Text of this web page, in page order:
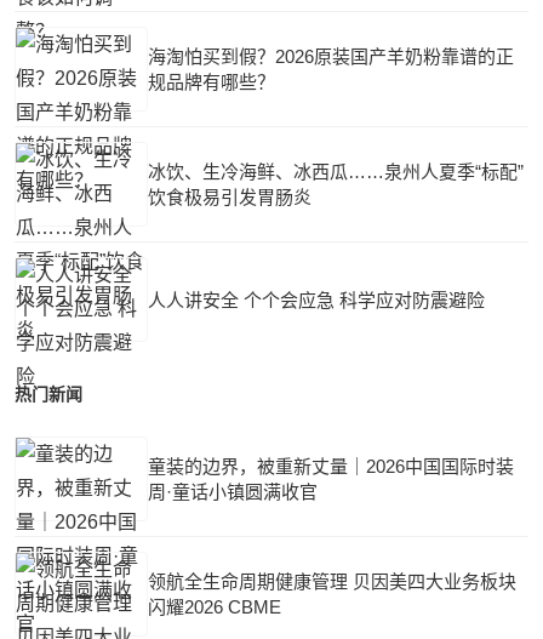
海淘怕买到假？2026原装国产羊奶粉靠谱的正
规品牌有哪些？
冰饮、生冷海鲜、冰西瓜……泉州人夏季“标配”
饮食极易引发胃肠炎
人人讲安全 个个会应急 科学应对防震避险
热门新闻
童装的边界，被重新丈量｜2026中国国际时装
周·童话小镇圆满收官
领航全生命周期健康管理 贝因美四大业务板块
闪耀2026 CBME